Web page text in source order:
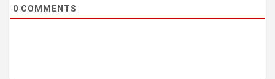
0 COMMENTS